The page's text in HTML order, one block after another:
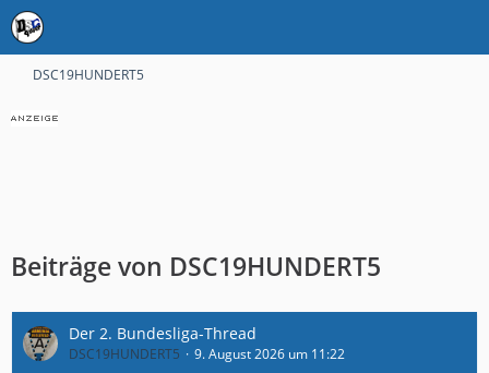
DSC19HUNDERT5
Beiträge von DSC19HUNDERT5
Der 2. Bundesliga-Thread
DSC19HUNDERT5 9. August 2026 um 11:22